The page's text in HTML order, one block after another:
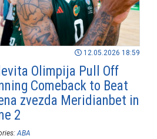
12.05.2026 18:59
Olimpija Pull Off
Comeback to Beat
zvezda Meridianbet in
2
ABA